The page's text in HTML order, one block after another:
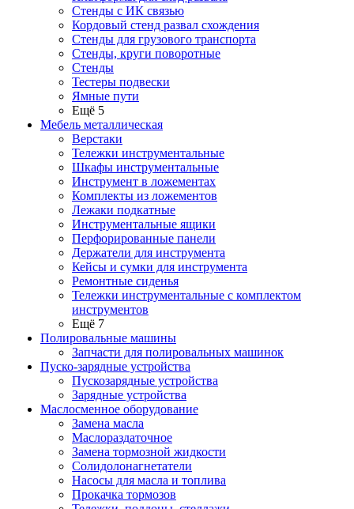
Стенды с ИК связью
Кордовый стенд развал схождения
Стенды для грузового транспорта
Стенды, круги поворотные
Стенды
Тестеры подвески
Ямные пути
Ещё 5
Мебель металлическая
Верстаки
Тележки инструментальные
Шкафы инструментальные
Инструмент в ложементах
Комплекты из ложементов
Лежаки подкатные
Инструментальные ящики
Перфорированные панели
Держатели для инструмента
Кейсы и сумки для инструмента
Ремонтные сиденья
Тележки инструментальные с комплектом
инструментов
Ещё 7
Полировальные машины
Запчасти для полировальных машинок
Пуско-зарядные устройства
Пускозарядные устройства
Зарядные устройства
Маслосменное оборудование
Замена масла
Маслораздаточное
Замена тормозной жидкости
Солидолонагнетатели
Насосы для масла и топлива
Прокачка тормозов